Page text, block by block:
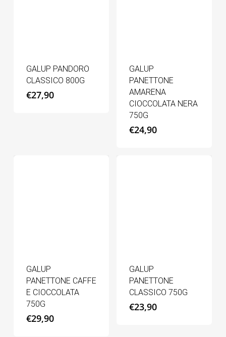
GALUP PANDORO
CLASSICO 800G
€27,90
GALUP
PANETTONE
AMARENA
CIOCCOLATA NERA
750G
€24,90
GALUP
PANETTONE CAFFE
E CIOCCOLATA
750G
€29,90
GALUP
PANETTONE
CLASSICO 750G
€23,90